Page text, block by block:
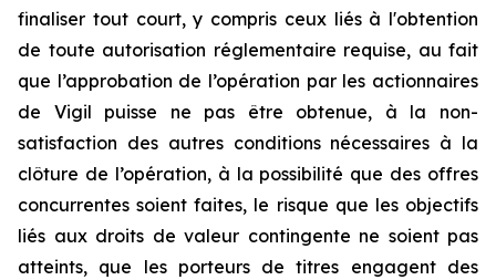
finaliser tout court, y compris ceux liés à l'obtention
de toute autorisation réglementaire requise, au fait
que l’approbation de l’opération par les actionnaires
de Vigil puisse ne pas être obtenue, à la non-
satisfaction des autres conditions nécessaires à la
clôture de l’opération, à la possibilité que des offres
concurrentes soient faites, le risque que les objectifs
liés aux droits de valeur contingente ne soient pas
atteints, que les porteurs de titres engagent des